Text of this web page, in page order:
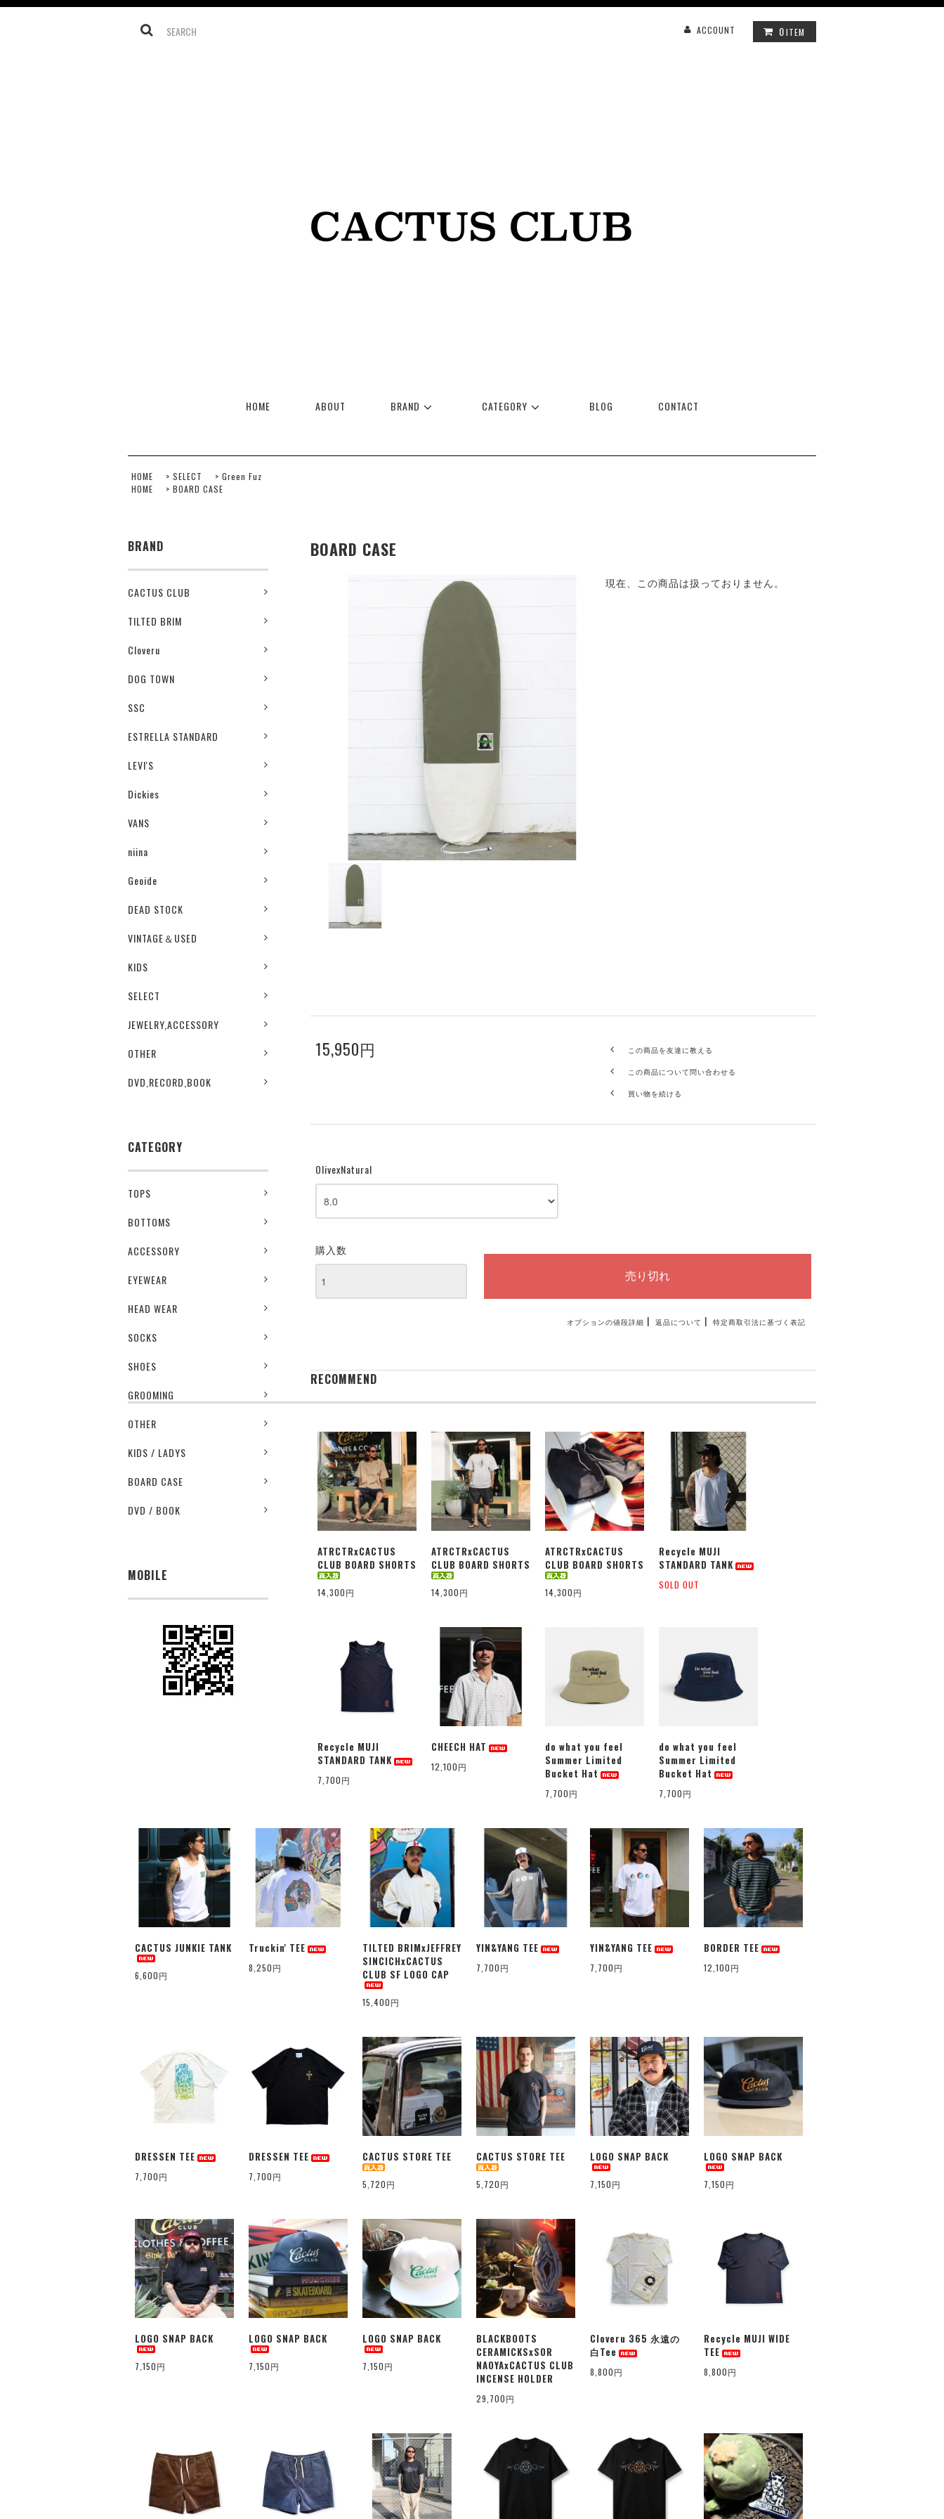
ACCOUNT 0ITEM
HOME ABOUT BRAND CATEGORY BLOG CONTACT
HOME > SELECT > Green Fuz
HOME
> BOARD CASE
BRAND
CACTUS CLUB
TILTED BRIM
Cloveru
DOG TOWN
SSC
ESTRELLA STANDARD
LEVI'S
Dickies
VANS
niina
Geoide
DEAD STOCK
VINTAGE＆USED
KIDS
SELECT
JEWELRY,ACCESSORY
OTHER
DVD,RECORD,BOOK
CATEGORY
TOPS
BOTTOMS
ACCESSORY
EYEWEAR
HEAD WEAR
SOCKS
SHOES
GROOMING
OTHER
KIDS / LADYS
BOARD CASE
DVD / BOOK
MOBILE
BOARD CASE
現在、この商品は扱っておりません。
15,950円 この商品を友達に教える
この商品について問い合わせる
買い物を続ける
OlivexNatural
購入数
オプションの値段詳細 | 返品について | 特定商取引法に基づく表記
RECOMMEND
ATRCTRxCACTUS
CLUB BOARD SHORTS
14,300円
ATRCTRxCACTUS
CLUB BOARD SHORTS
14,300円
ATRCTRxCACTUS
CLUB BOARD SHORTS
14,300円
Recycle MUJI
STANDARD TANK
SOLD OUT
Recycle MUJI
STANDARD TANK
7,700円
CHEECH HAT
12,100円
do what you feel
Summer Limited
Bucket Hat
7,700円
do what you feel
Summer Limited
Bucket Hat
7,700円
CACTUS JUNKIE TANK
6,600円
Truckin' TEE
8,250円
TILTED BRIMxJEFFREY
SINCICHxCACTUS
CLUB SF LOGO CAP
15,400円
YIN&YANG TEE
7,700円
YIN&YANG TEE
7,700円
BORDER TEE
12,100円
DRESSEN TEE
7,700円
DRESSEN TEE
7,700円
CACTUS STORE TEE
5,720円
CACTUS STORE TEE
5,720円
LOGO SNAP BACK
7,150円
LOGO SNAP BACK
7,150円
LOGO SNAP BACK
7,150円
LOGO SNAP BACK
7,150円
LOGO SNAP BACK
7,150円
BLACKBOOTS
CERAMICKSxSOR
NAOYAxCACTUS CLUB
INCENSE HOLDER
29,700円
Cloveru 365 永遠の
白Tee
8,800円
Recycle MUJI WIDE
TEE
8,800円